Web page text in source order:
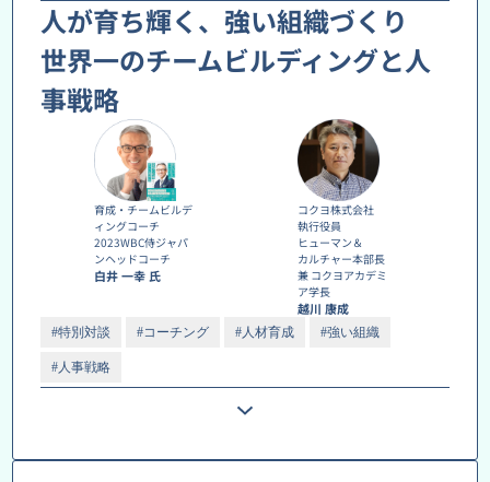
人が育ち輝く、強い組織づくり
世界一のチームビルディングと人
事戦略
育成・チームビルデ
ィングコーチ
2023WBC侍ジャパ
ンヘッドコーチ
白井 一幸 氏
コクヨ株式会社
執行役員
ヒューマン＆
カルチャー本部長
兼 コクヨアカデミ
ア学長
越川 康成
#特別対談 #コーチング #人材育成 #強い組織
#人事戦略